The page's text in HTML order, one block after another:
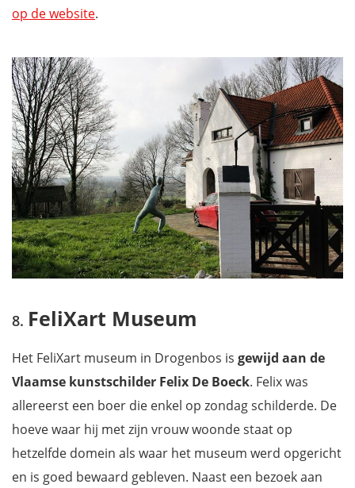
op de website.
FeliXart Museum
Het FeliXart museum in Drogenbos is gewijd aan de
Vlaamse kunstschilder Felix De Boeck. Felix was
allereerst een boer die enkel op zondag schilderde. De
hoeve waar hij met zijn vrouw woonde staat op
hetzelfde domein als waar het museum werd opgericht
en is goed bewaard gebleven. Naast een bezoek aan